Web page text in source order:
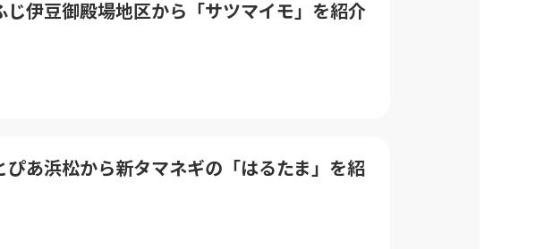
伊豆御殿場地区から「サツマイモ」を紹介
あ浜松から新タマネギの「はるたま」を紹